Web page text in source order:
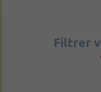
Filtrer